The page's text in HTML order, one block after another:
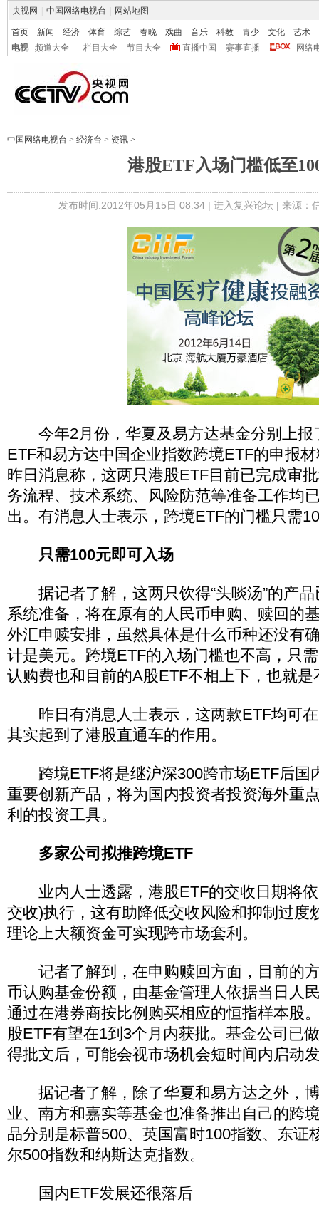
央视网 中国网络电视台 网站地图
首页 新闻 经济 体育 综艺 春晚 戏曲 音乐 科教 青少 文化
艺术
电视
频道大全 栏目大全 节目大全 直播中国 赛事直播 网络
中国网络电视台 > 经济台 > 资讯 >
港股ETF入场门槛低至
发布时间:2012年05月15日 08:34 | 进入复兴论坛| 来源：
今年2月份，华夏及易方达基金分别上报
ETF和易方达中国企业指数跨境ETF的申报
昨日消息称，这两只港股ETF目前已完成审
务流程、技术系统、风险防范等准备工作均
出。有消息人士表示，跨境ETF的门槛只需
只需100元即可入场
据记者了解，这两只饮得“头啖汤”的产品
系统准备，将在原有的人民币申购、赎回的
外汇申赎安排，虽然具体是什么币种还没有
计是美元。跨境ETF的入场门槛也不高，只
认购费也和目前的A股ETF不相上下，也就是
昨日有消息人士表示，这两款ETF均可在
其实起到了港股直通车的作用。
跨境ETF将是继沪深300跨市场ETF后国
重要创新产品，将为国内投资者投资海外重
利的投资工具。
多家公司拟推跨境ETF
业内人士透露，港股ETF的交收日期将依
交收)执行，这有助降低交收风险和抑制过度
理论上大额资金可实现跨市场套利。
记者了解到，在申购赎回方面，目前的
币认购基金份额，由基金管理人依据当日人
通过在港券商按比例购买相应的恒指样本股
股ETF有望在1到3个月内获批。基金公司已
得批文后，可能会视市场机会短时间内启动
据记者了解，除了华夏和易方达之外，
业、南方和嘉实等基金也准备推出自己的跨
品分别是标普500、英国富时100指数、东证
尔500指数和纳斯达克指数。
国内ETF发展还很落后